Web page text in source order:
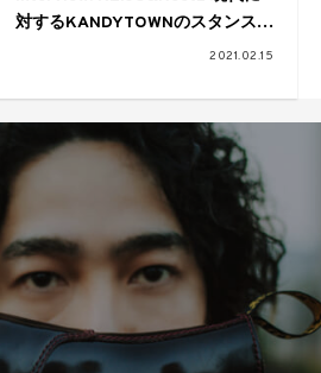
対するKANDYTOWNのスタンスを
2021.02.15